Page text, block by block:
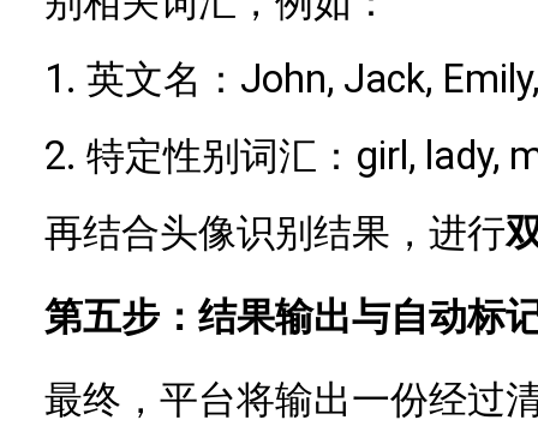
1. 英文名： John, Jack,
2. 特定性别词汇： girl, lady,
再结合头像识别结果，进行
第五步：结果输出与自动标
最终，平台将输出一份经过